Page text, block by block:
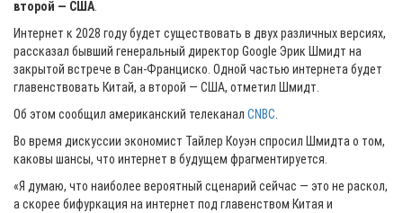
второй — США
Интернет к 2028 году будет существовать в двух различных версиях,
рассказал бывший генеральный директор Google Эрик Шмидт на
закрытой встрече в Сан-Франциско. Одной частью интернета будет
главенствовать Китай, а второй — США, отметил Шмидт.
Об этом сообщил американский телеканал CNBC
Во время дискуссии экономист Тайлер Коуэн спросил Шмидта о том,
каковы шансы, что интернет в будущем фрагментируется.
«Я думаю, что наиболее вероятный сценарий сейчас — это не раскол,
а скорее бифуркация на интернет под главенством Китая и